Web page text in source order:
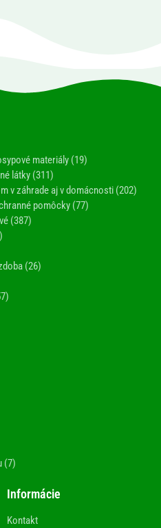
materiály (19)
látky (311)
v záhrade aj v domácnosti (202)
pomôcky (77)
(387)
(26)
(7)
Informácie
Kontakt